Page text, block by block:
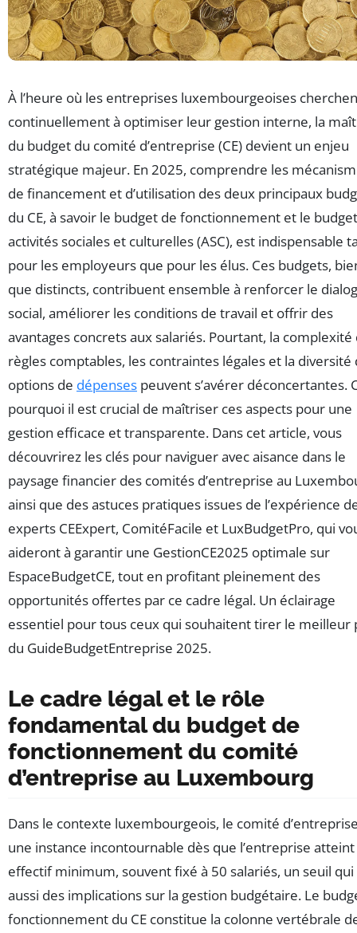
À l’heure où les entreprises luxembourgeoises
continuellement à optimiser leur gestion interne, la
du budget du comité d’entreprise (CE) devient un enjeu
stratégique majeur. En 2025, comprendre les
de financement et d’utilisation des deux principaux
du CE, à savoir le budget de fonctionnement et le
activités sociales et culturelles (ASC), est indispensable
pour les employeurs que pour les élus. Ces budgets,
que distincts, contribuent ensemble à renforcer le
social, améliorer les conditions de travail et offrir des
avantages concrets aux salariés. Pourtant, la complexité
règles comptables, les contraintes légales et la diversité
options de dépenses peuvent s’avérer déconcertantes.
pourquoi il est crucial de maîtriser ces aspects pour une
gestion efficace et transparente. Dans cet article, vous
découvrirez les clés pour naviguer avec aisance dans le
paysage financier des comités d’entreprise au
ainsi que des astuces pratiques issues de l’expérience
experts CEExpert, ComitéFacile et LuxBudgetPro, qui
aideront à garantir une GestionCE2025 optimale sur
EspaceBudgetCE, tout en profitant pleinement des
opportunités offertes par ce cadre légal. Un éclairage
essentiel pour tous ceux qui souhaitent tirer le meilleur
du GuideBudgetEntreprise 2025.
Le cadre légal et le rôle
fondamental du budget de
fonctionnement du comité
d’entreprise au Luxembourg
Dans le contexte luxembourgeois, le comité
une instance incontournable dès que l’entreprise
effectif minimum, souvent fixé à 50 salariés, un seuil qui
aussi des implications sur la gestion budgétaire. Le
fonctionnement du CE constitue la colonne vertébrale